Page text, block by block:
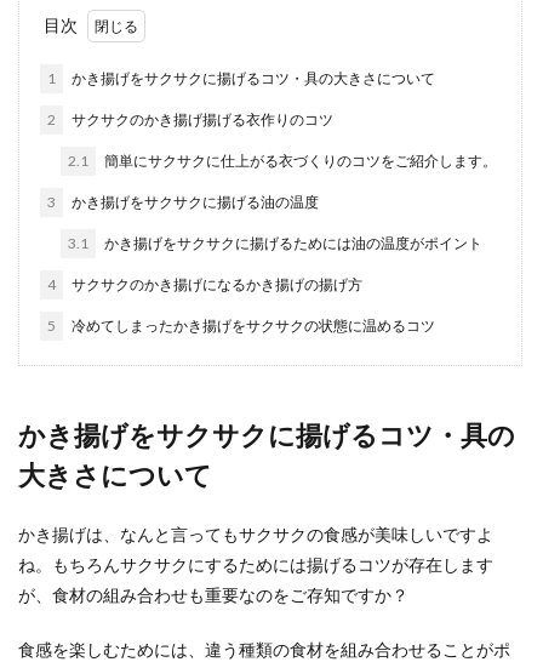
ていくうちに色々な不満が溜まってしまうもので
す。彼氏に伝...
料理が上手い女になって好きな人の心
を掴む！料理上手になる方法
「料理が上手い女性は男性にモテる」という話を
かき揚げを揚げるコツ！バラバラにせ
家でかき揚げをあげると、コツがわからずにバラ
バラになってしまう人もいますよね。油で揚げて
目次
1 かき揚げをサクサクに揚げるコツ・具の大きさについて
2 サクサクのかき揚げ揚げる衣作りのコツ
2.1 簡単にサクサクに仕上がる衣づくりのコツをご紹介します。
3 かき揚げをサクサクに揚げる油の温度
3.1 かき揚げをサクサクに揚げるためには油の温度がポイント
4 サクサクのかき揚げになるかき揚げの揚げ方
5 冷めてしまったかき揚げをサクサクの状態に温めるコツ
かき揚げをサクサクに揚げるコツ・具の
大きさについて
かき揚げは、なんと言ってもサクサクの食感が美味しいですよ
ね。もちろんサクサクにするためには揚げるコツが存在します
が、食材の組み合わせも重要なのをご存知ですか？
食感を楽しむためには、違う種類の食材を組み合わせることがポ